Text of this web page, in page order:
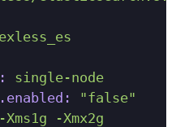
exless_es
single-node
"false"
-Xms1g
-Xmx2g